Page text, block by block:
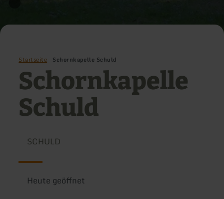
Startseite Schornkapelle Schuld
Schornkapelle
Schuld
SCHULD
Heute geöffnet